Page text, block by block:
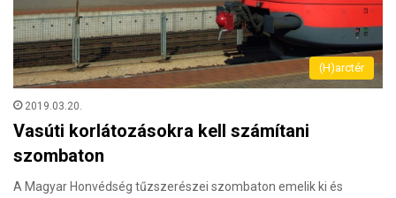
(H)arctér
2019.03.20.
Vasúti korlátozásokra kell számítani
szombaton
A Magyar Honvédség tűzszerészei szombaton emelik ki és